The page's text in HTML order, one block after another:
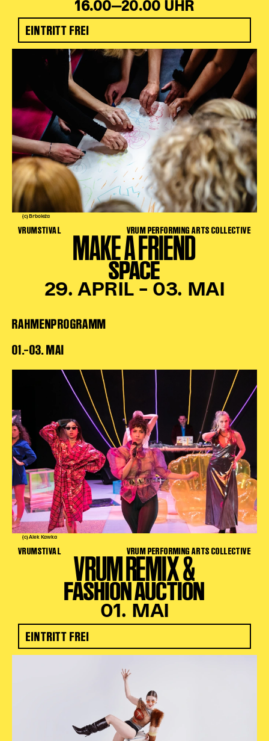
16.00‒20.00 UHR
EINTRITT FREI
(c) Brboleža
VRUMSTIVAL VRUM PERFORMING ARTS COLLECTIVE
MAKE A FRIEND
SPACE
29. APRIL – 03. MAI
RAHMENPROGRAMM
01.‒03. MAI
(c) Alek Kawka
VRUMSTIVAL VRUM PERFORMING ARTS COLLECTIVE
VRUM REMIX &
FASHION AUCTION
01. MAI
EINTRITT FREI